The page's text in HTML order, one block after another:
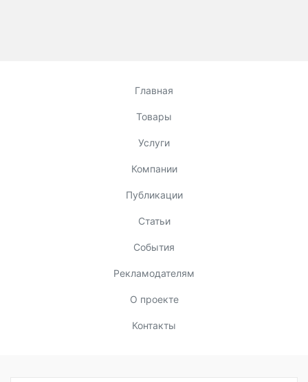
Главная
Товары
Услуги
Компании
Публикации
Статьи
События
Рекламодателям
О проекте
Контакты